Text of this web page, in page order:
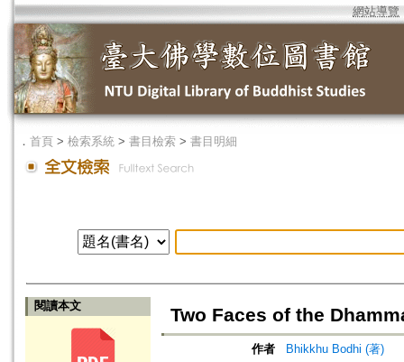
網站導覽
． 首頁 > 檢索系統 > 書目檢索 > 書目明細
閱讀本文 Two Faces of the
作者
Bhikkhu Bodhi (著)